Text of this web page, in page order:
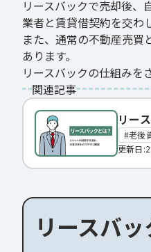
リースバックで売却後、
業者と賃貸借契約を交わ
また、通常の不動産売買
あります。
リースバックの仕組み
関連記事
リー
老後
更新日
リースバ